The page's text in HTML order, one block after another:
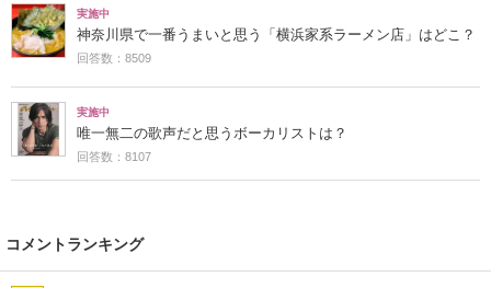
実施中
神奈川県で一番うまいと思う「横浜家系ラーメン店」はどこ？
回答数：8509
実施中
唯一無二の歌声だと思うボーカリストは？
回答数：8107
コメントランキング